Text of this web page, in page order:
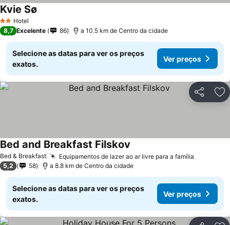
2 Estrelas
Hotel
Kvie Sø
8,7 Excelente 86 a 10.5 km de Centro da cidade
Selecione as datas para ver os preços
exatos.
Ver preços
Partilhar
Bed & Breakfast Equipamentos de lazer ao ar livre para a família
Bed and Breakfast Filskov
5,2 58 a 8.8 km de Centro da cidade
Selecione as datas para ver os preços
exatos.
Ver preços